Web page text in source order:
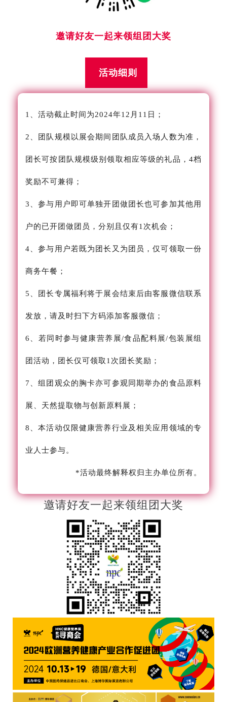
邀请好友一起来领组团大奖
活动细则
1、活动截止时间为2024年12月11日；
2、团队规模以展会期间团队成员入场人数为准，
团长可按团队规模级别领取相应等级的礼品，4档
奖励不可兼得；
3、参与用户即可单独开团做团长也可参加其他用
户的已开团做团员，分别且仅有1次机会；
4、参与用户若既为团长又为团员，仅可领取一份
商务午餐；
5、团长专属福利将于展会结束后由客服微信联系
发放，请及时扫下方码添加客服微信；
6、若同时参与健康营养展/食品配料展/包装展组
团活动，团长仅可领取1次团长奖励；
7、组团观众的胸卡亦可参观同期举办的食品原料
展、天然提取物与创新原料展；
8、本活动仅限健康营养行业及相关应用领域的专
业人士参与。
*活动最终解释权归主办单位所有。
邀请好友一起来领组团大奖